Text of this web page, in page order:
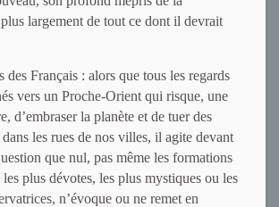
largement de tout ce dont il devrait
des Français : alors que tous les regards
vers un Proche-Orient qui risque, une
d’embraser la planète et de tuer des
les rues de nos villes, il agite devant
que nul, pas même les formations
plus dévotes, les plus mystiques ou les
n’évoque ou ne remet en